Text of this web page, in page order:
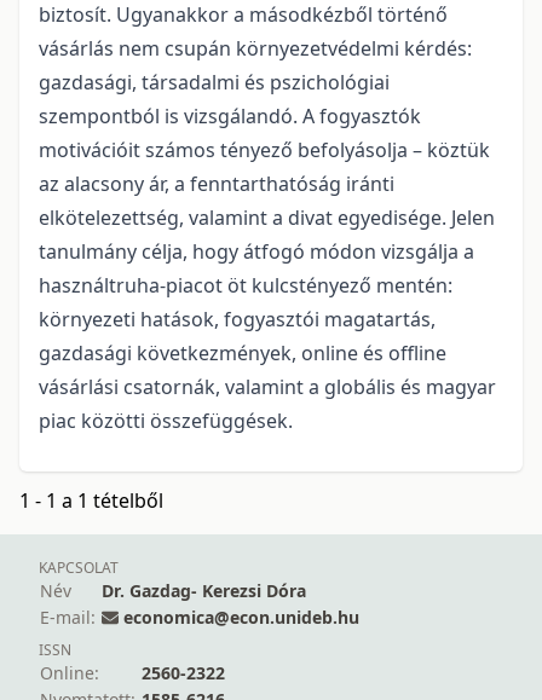
biztosít. Ugyanakkor a másodkézből történő
vásárlás nem csupán környezetvédelmi kérdés:
gazdasági, társadalmi és pszichológiai
szempontból is vizsgálandó. A fogyasztók
motivációit számos tényező befolyásolja – köztük
az alacsony ár, a fenntarthatóság iránti
elkötelezettség, valamint a divat egyedisége. Jelen
tanulmány célja, hogy átfogó módon vizsgálja a
használtruha-piacot öt kulcstényező mentén:
környezeti hatások, fogyasztói magatartás,
gazdasági következmények, online és offline
vásárlási csatornák, valamint a globális és magyar
piac közötti összefüggések.
1 - 1 a 1 tételből
KAPCSOLAT
Név
Dr. Gazdag- Kerezsi Dóra
E-mail:
economica@econ.unideb.hu
ISSN
Online:
2560-2322